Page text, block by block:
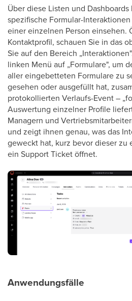
Über diese Listen und Dashboards
spezifische Formular-
einer einzelnen Person einsehen.
Kontaktprofil, schauen Sie in das
Sie auf den Bereich
linken Menü auf „Formulare", um
aller eingebetteten Formulare zu
gesehen oder ausgefüllt hat,
protokollierten Verlaufs-Event –
Auswertung einzelner Profile
Managern und
und zeigt ihnen genau, was das
geweckt hat, kurz bevor dieser
ein Support Ticket öffnet.
Anwendungsfälle